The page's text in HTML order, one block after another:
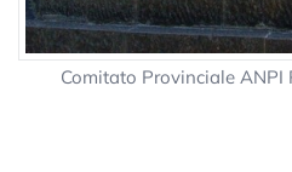
Comitato Provinciale ANPI